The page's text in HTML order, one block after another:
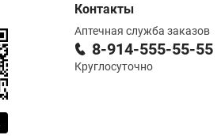
Контакты
Аптечная служба заказов
8-914-555-55-55
Круглосуточно